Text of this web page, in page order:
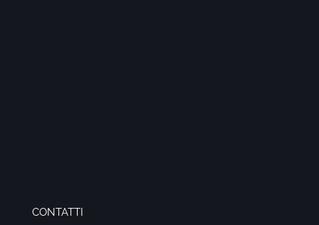
CONTATTI